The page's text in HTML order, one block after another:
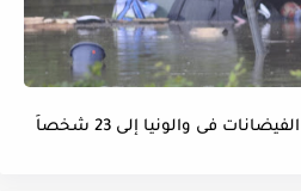
فى والونيا إلى 23 شخصاً